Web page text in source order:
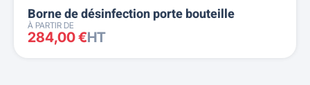
Borne de désinfection porte bouteille
À PARTIR DE
284,00 €HT